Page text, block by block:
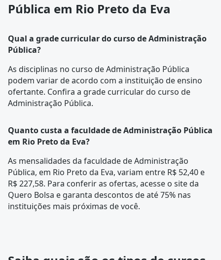
Pública em Rio Preto da Eva
Qual a grade curricular do curso de Administração
Pública?
As disciplinas no curso de Administração Pública
podem variar de acordo com a instituição de ensino
ofertante. Confira a grade curriculardo curso de
Administração Pública.
Quanto custa a faculdade de Administração Pública
em Rio Preto da Eva?
As mensalidades da faculdade de Administração
Pública, em Rio Preto da Eva, variam entre R$ 52,40 e
R$ 227,58. Para conferir as ofertas, acesse o site da
Quero Bolsa e garanta descontos de até 75% nas
instituições mais próximas de você.